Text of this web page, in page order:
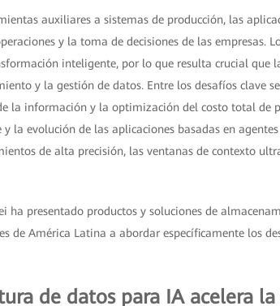
auxiliares a sistemas de producción, las
y la toma de decisiones de las empresas.
inteligente, por lo que resulta crucial que
y la gestión de datos. Entre los desafíos clave
la información y la optimización del costo total de
la evolución de las aplicaciones basadas en
de alta precisión, las ventanas de contexto
ha presentado productos y soluciones de
de América Latina a abordar específicamente los
de datos para IA acelera